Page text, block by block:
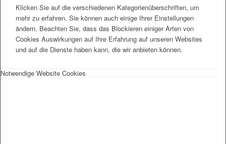
Klicken Sie auf die verschiedenen Kategorienüberschriften, um
mehr zu erfahren. Sie können auch einige Ihrer Einstellungen
ändern. Beachten Sie, dass das Blockieren einiger Arten von
Cookies Auswirkungen auf Ihre Erfahrung auf unseren Websites
und auf die Dienste haben kann, die wir anbieten können.
Notwendige Website Cookies